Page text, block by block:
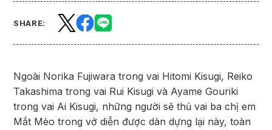
SHARE:
Ngoài Norika Fujiwara trong vai Hitomi Kisugi, Reiko
Takashima trong vai Rui Kisugi và Ayame Gouriki
trong vai Ai Kisugi, những người sẽ thủ vai ba chị em
Mắt Mèo trong vở diễn được dàn dựng lại này, toàn